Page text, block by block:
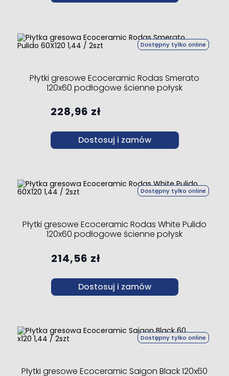
Dostępny tylko online
Płytki gresowe Ecoceramic Rodas Smerato
120x60 podłogowe ścienne połysk
228,96 zł
Dostosuj i zamów
Dostępny tylko online
Płytki gresowe Ecoceramic Rodas White Pulido
120x60 podłogowe ścienne połysk
214,56 zł
Dostosuj i zamów
Dostępny tylko online
Płytki gresowe Ecoceramic Saigon Black 120x60